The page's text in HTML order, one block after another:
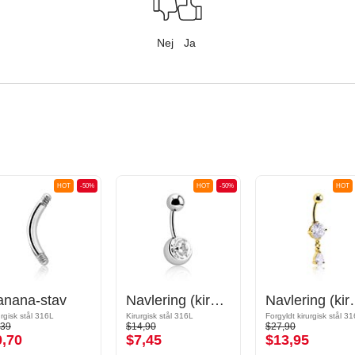
Nej Ja
-50%
HOT
stav
stål 316L
-50%
HOT
Navlering (kirurgisk stål, sølv, blank finish) med Krystalsten
Kirurgisk stål 316L
$14,90
$7,45
HOT
Navlering
$27,90
$13,95